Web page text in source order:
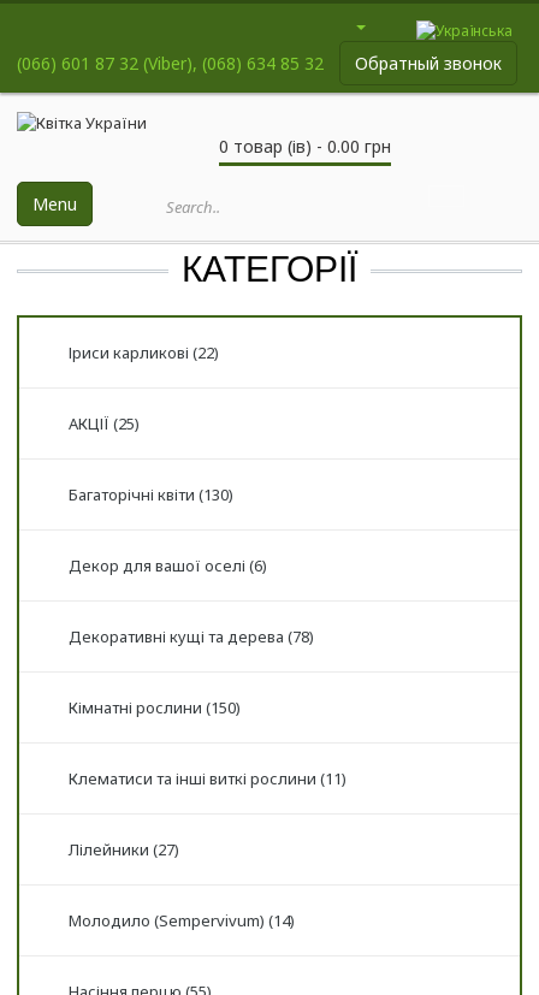
(066) 601 87 32 (Viber), (068) 634 85 32 Обратный звонок
0 товар (ів) - 0.00 грн
Menu
КАТЕГОРІЇ
Іриси карликові (22)
АКЦІЇ (25)
Багаторічні квіти (130)
Декор для вашої оселі (6)
Декоративні кущі та дерева (78)
Кімнатні рослини (150)
Клематиси та інші виткі рослини (11)
Лілейники (27)
Молодило (Sempervivum) (14)